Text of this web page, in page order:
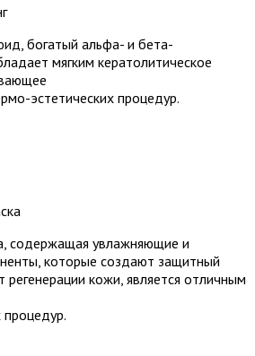
богатый альфа- и бета-
мягким кератолитическое
эстетических процедур.
содержащая увлажняющие и
которые создают защитный
регенерации кожи, является отличным
процедур.